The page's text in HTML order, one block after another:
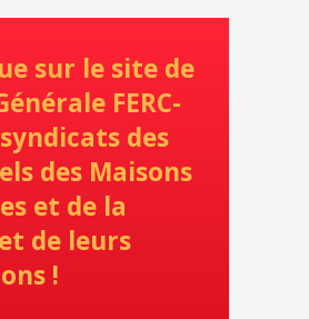
sur le site de
FERC-
syndicats des
des Maisons
et de la
de leurs
!